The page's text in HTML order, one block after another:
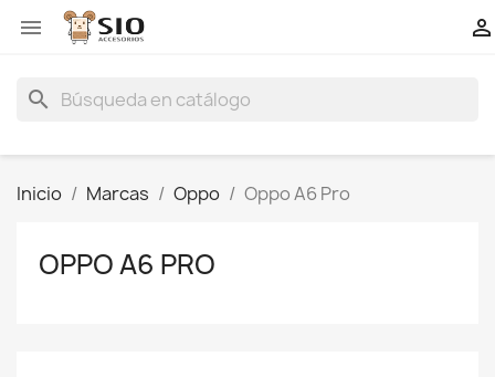
 
search
Inicio Marcas Oppo Oppo A6 Pro
OPPO A6 PRO